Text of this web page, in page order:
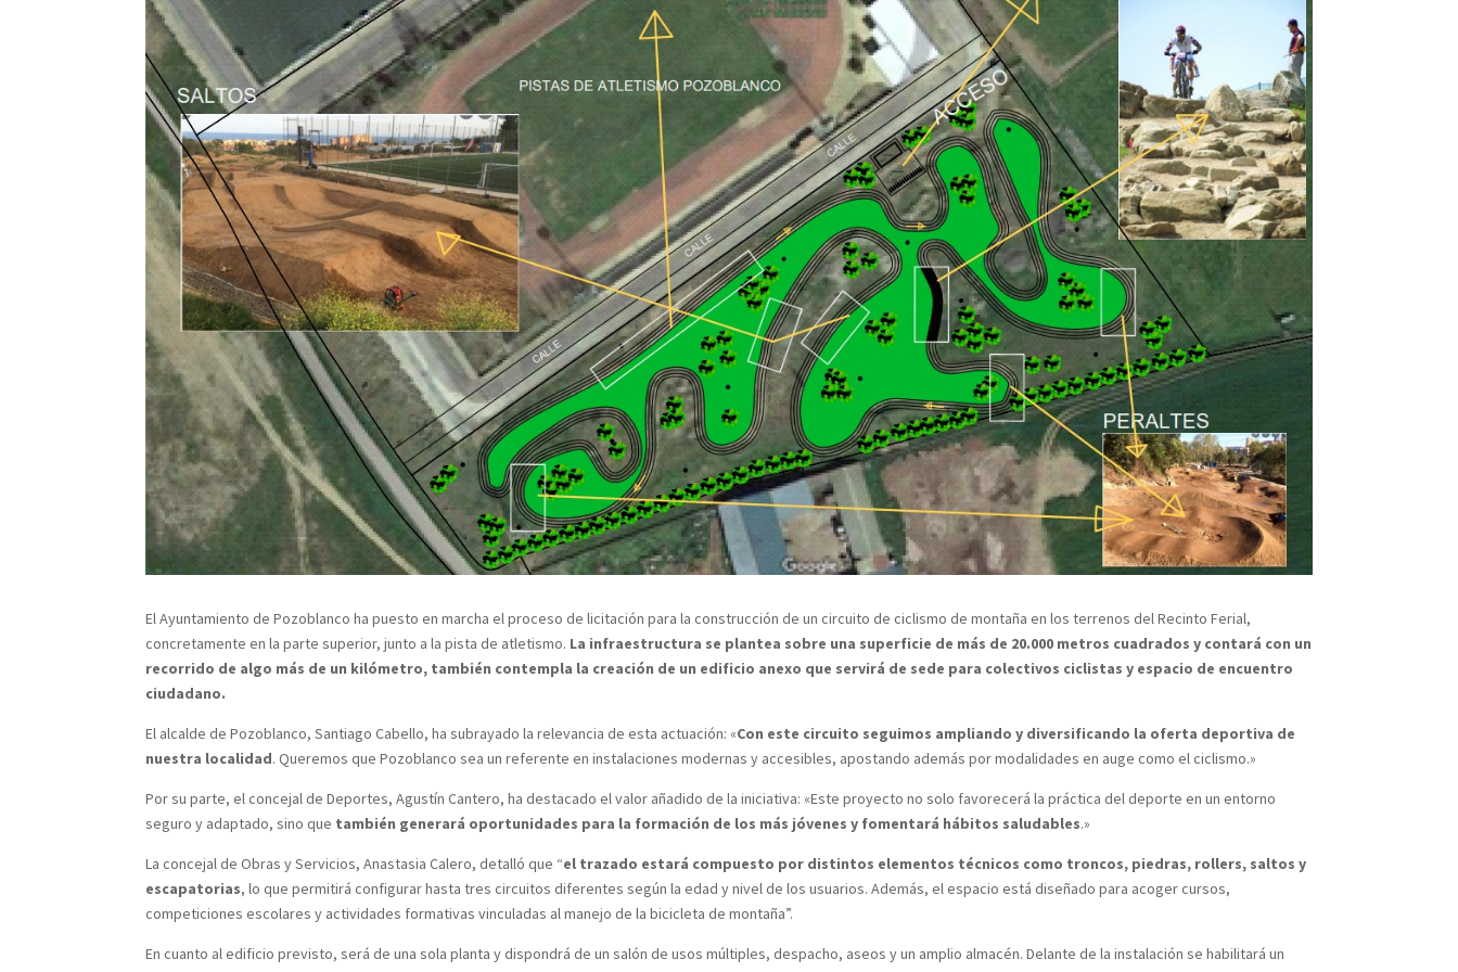
El Ayuntamiento de Pozoblanco ha puesto en marcha el proceso de licitación para la construcción de un circuito de ciclismo de montaña en los terrenos del Recinto Ferial,
concretamente en la parte superior, junto a la pista de atletismo. La infraestructura se plantea sobre una superficie de más de 20.000 metros cuadrados y contará con un
recorrido de algo más de un kilómetro, también contempla la creación de un edificio anexo que servirá de sede para colectivos ciclistas y espacio de encuentro
ciudadano.
El alcalde de Pozoblanco, Santiago Cabello, ha subrayado la relevancia de esta actuación: «Con este circuito seguimos ampliando y diversificando la oferta deportiva de
nuestra localidad. Queremos que Pozoblanco sea un referente en instalaciones modernas y accesibles, apostando además por modalidades en auge como el ciclismo.»
Por su parte, el concejal de Deportes, Agustín Cantero, ha destacado el valor añadido de la iniciativa: «Este proyecto no solo favorecerá la práctica del deporte en un entorno
seguro y adaptado, sino que también generará oportunidades para la formación de los más jóvenes y fomentará hábitos saludables.»
La concejal de Obras y Servicios, Anastasia Calero, detalló que “el trazado estará compuesto por distintos elementos técnicos como troncos, piedras, rollers, saltos y
escapatorias, lo que permitirá configurar hasta tres circuitos diferentes según la edad y nivel de los usuarios. Además, el espacio está diseñado para acoger cursos,
competiciones escolares y actividades formativas vinculadas al manejo de la bicicleta de montaña”.
En cuanto al edificio previsto, será de una sola planta y dispondrá de un salón de usos múltiples, despacho, aseos y un amplio almacén. Delante de la instalación se habilitará un